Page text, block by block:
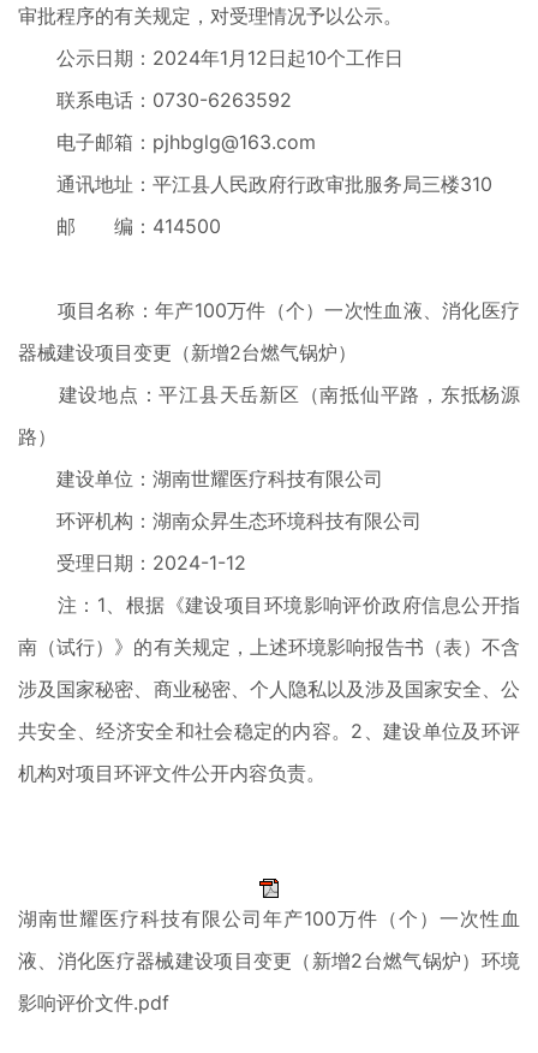
审批程序的有关规定，对受理情况予以公示。
公示日期：2024年1月12日起10个工作日
联系电话：0730-6263592
电子邮箱：pjhbglg@163.com
通讯地址：平江县人民政府行政审批服务局三楼310
邮 编：414500
项目名称：年产100万件（个）一次性血液、消化医疗
器械建设项目变更（新增2台燃气锅炉）
建设地点：平江县天岳新区（南抵仙平路，东抵杨源
路）
建设单位：湖南世耀医疗科技有限公司
环评机构：湖南众昇生态环境科技有限公司
受理日期：2024-1-12
注：1、根据《建设项目环境影响评价政府信息公开指
南（试行）》的有关规定，上述环境影响报告书（表）不含
涉及国家秘密、商业秘密、个人隐私以及涉及国家安全、公
共安全、经济安全和社会稳定的内容。2、建设单位及环评
机构对项目环评文件公开内容负责。
湖南世耀医疗科技有限公司年产100万件（个）一次性血
液、消化医疗器械建设项目变更（新增2台燃气锅炉）环境
影响评价文件.pdf